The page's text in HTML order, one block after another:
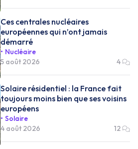
Ces centrales nucléaires
européennes qui n’ont jamais
démarré
Nucléaire
5 août 2026
4
Solaire résidentiel : la France fait
toujours moins bien que ses voisins
européens
Solaire
4 août 2026
12